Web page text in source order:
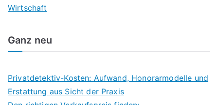
Wirtschaft
Ganz neu
Privatdetektiv-Kosten: Aufwand, Honorarmodelle und
Erstattung aus Sicht der Praxis